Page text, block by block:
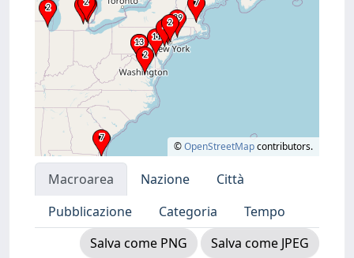
©OpenStreetMapcontributors.
Macroarea Nazione
Città
Pubblicazione
Categoria
Tempo
Salva come PNG
Salva come JPEG